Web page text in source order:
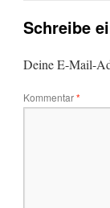
Schreibe
Deine E-Mail-
Kommentar*